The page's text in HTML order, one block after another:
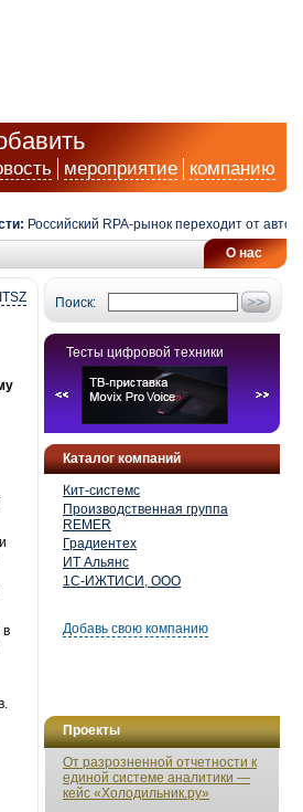
мероприятие компанию
Российский RPA-рынок переходит от
О нас
Поиск:
Тесты цифровой техники
Каталог компаний
Кит-системс
Производственная группа
REMER
Градиентех
ИТ Альянс
1С-ИЖТИСИ, ООО
Добавь свою компанию
Проекты
От разрозненной отчетности к
единой системе аналитики —
кейс «Холодильник.ру»
в